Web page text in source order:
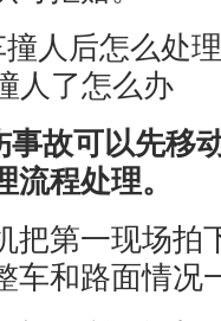
事故可以先移
程处理。
把第一现场拍
车和路面情况